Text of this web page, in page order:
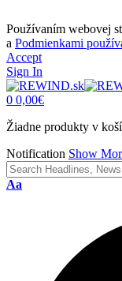
Používaním webovej
a Podmienkami
Accept
Sign In
0 0,00€
Žiadne produkty v
Notification Show
Font
Aa